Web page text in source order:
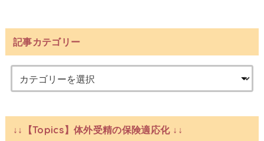
記事カテゴリー
↓↓【Topics】体外受精の保険適応化 ↓↓